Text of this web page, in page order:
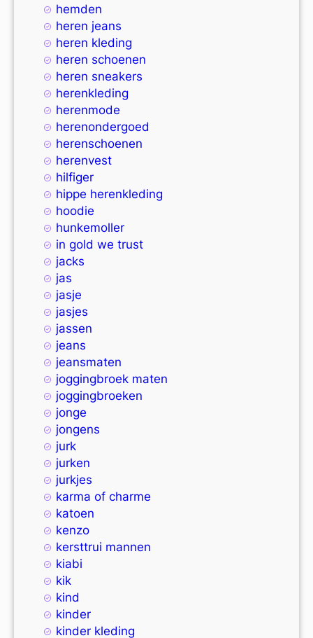
hemden
heren jeans
heren kleding
heren schoenen
heren sneakers
herenkleding
herenmode
herenondergoed
herenschoenen
herenvest
hilfiger
hippe herenkleding
hoodie
hunkemoller
in gold we trust
jacks
jas
jasje
jasjes
jassen
jeans
jeansmaten
joggingbroek maten
joggingbroeken
jonge
jongens
jurk
jurken
jurkjes
karma of charme
katoen
kenzo
kersttrui mannen
kiabi
kik
kind
kinder
kinder kleding